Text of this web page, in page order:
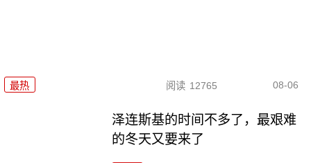
最热 阅读 12765 08-06
泽连斯基的时间不多了，最艰难
的冬天又要来了